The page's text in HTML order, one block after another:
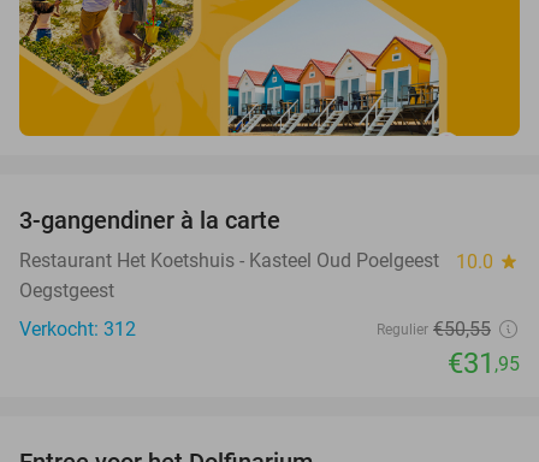
3-gangendiner à la carte
Restaurant Het Koetshuis - Kasteel Oud Poelgeest 10.0 star
Oegstgeest
Verkocht: 312
Regulier €50,55
€31 ,95